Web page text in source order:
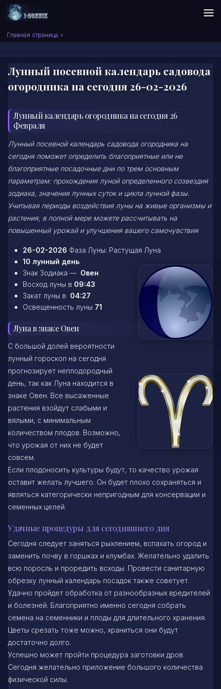
Skip to content
Сонник I-SONNIK.COM
Главная страница »
Лунный посевной календарь садовода
огородника на сегодня 26-02-2026
Лунный календарь огородника на сегодня 26
Февраля
Лунный посевной календарь садовода огородника на
сегодня поможет определить благоприятные или не
благоприятные посадочные дни по трем основным
параметрам: прохождения луной определенного созвездия
зодиака, значения лунных суток и цикла лунной фазы.
Учитывая периоды воздействия луны на живые организмы и
растения, в полной мере можете рассчитывать на
повышенный урожай и улучшения вашего самочувствия
26-02-2026 Фаза Луны: Растущая Луна
10 лунный день
Знак Зодиака — Овен
Восход луны в 09:43
Закат луны в 04:27
Освещенность луны 71
Луна в знаке Овен
С большой долей вероятности
лунный гороскоп на сегодня
прогнозирует неплодородный
день, так как Луна находится в
знаке Овен. Все высаженные
растения взойдут слабыми и
вялыми, с минимальным
количеством плодов. Возможно,
что урожая от них не будет
совсем.
Если плодоносить культуры будут, то качество урожая
оставит желать лучшего. Он будет плохо сохраняться и
являться категорически непригодным для консервации и
семенных целей.
Удачные процедуры для сегодняшнего дня
Сегодня следует заняться рыхлением, вспахать огород и
заменить почву в горшках и клумбах. Желательно удалить
всю поросль и проредить всходы. Провести санитарную
обрезку лунный календарь посадок также советует.
Удачно пройдет обработка от разнообразных вредителей
и болезней. Благоприятно именно сегодня собрать
семена на семенники и плоды для длительного хранения.
Цветы срезать тоже можно, храниться они будут
достаточно долго.
Успешно может пройти процедура заготовки дров.
Сегодня желательно приложение большого количества
физической силы.